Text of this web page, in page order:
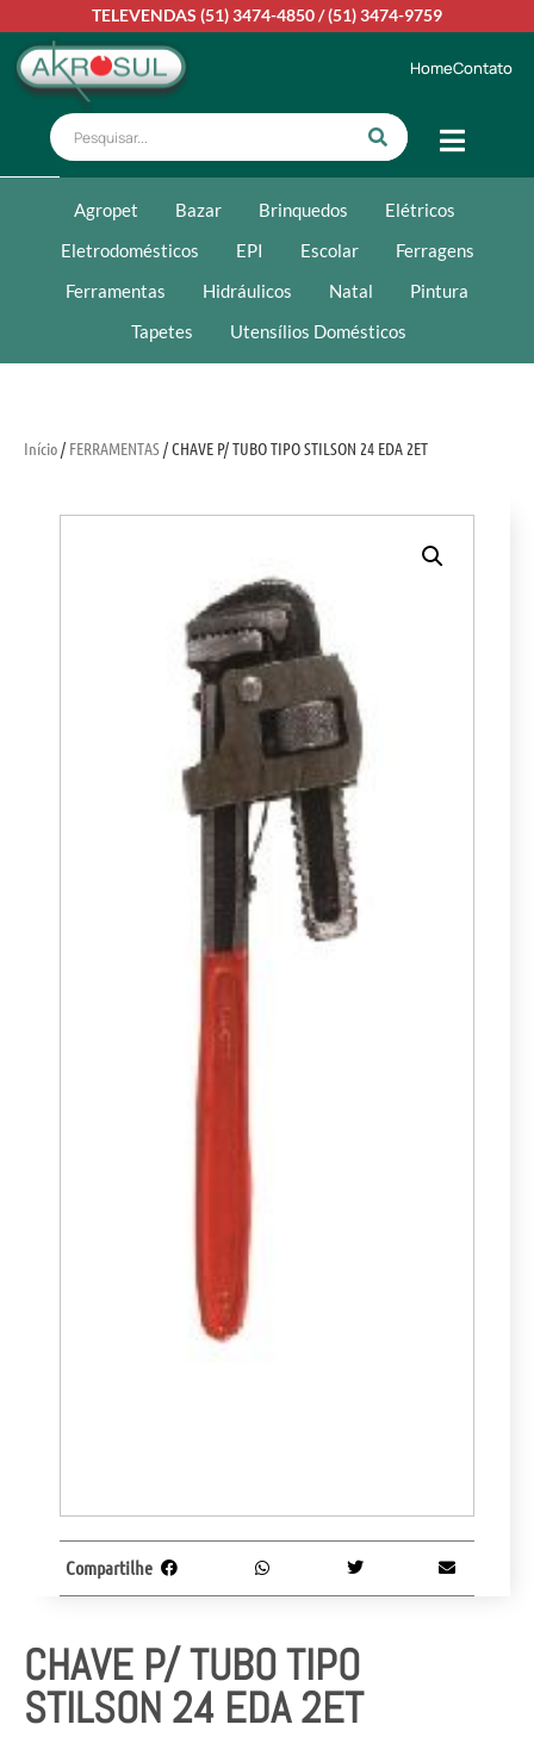
TELEVENDAS (51) 3474-4850/(51) 3474-9759
HomeContato
Agropet Bazar Brinquedos
Elétricos
Eletrodomésticos
EPI Escolar
Ferragens
Ferramentas
Hidráulicos Natal
Pintura
Tapetes
Utensílios Domésticos
Início/ FERRAMENTAS/ CHAVE P/ TUBO TIPO STILSON 24 EDA 2ET
CHAVE P/ TUBO TIPO
STILSON 24 EDA 2ET
Compartilhe